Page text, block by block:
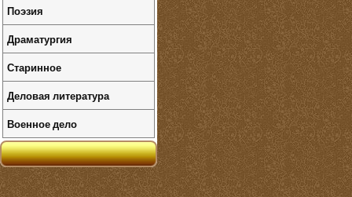
Поэзия
Драматургия
Старинное
Деловая литература
Военное дело